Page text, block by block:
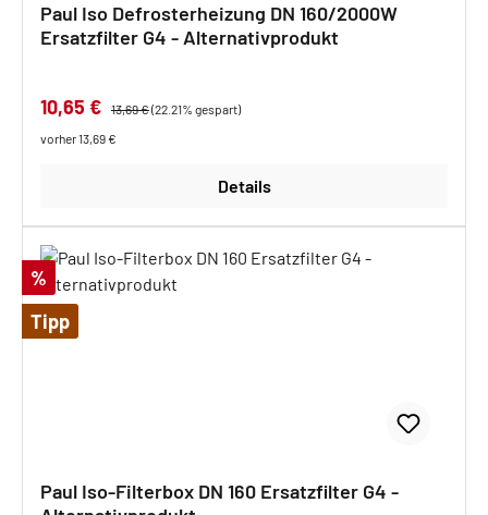
Paul Iso Defrosterheizung DN 160/2000W
Ersatzfilter G4 - Alternativprodukt
Verkaufspreis:
10,65 € Regulärer Preis:
13,69 €(22.21% gespart)
vorher 13,69 €
Details
Rabatt
%
Tipp
Paul Iso-Filterbox DN 160 Ersatzfilter G4 -